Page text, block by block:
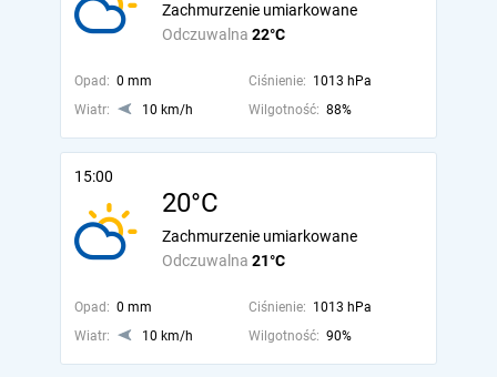
Odczuwalna 22°C
Zachmurzenie umiarkowane
Opad: 0 mm Ciśnienie: 1013 hPa
Wiatr:
10 km/h Wilgotność: 88%
15:00
20°C
Odczuwalna 21°C
Zachmurzenie umiarkowane
Opad: 0 mm Ciśnienie: 1013 hPa
Wiatr:
10 km/h Wilgotność: 90%